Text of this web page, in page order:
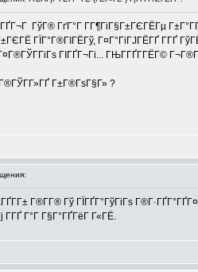
ГўГ® ГґГ°Г Г­Г¶ГіГ§Г±ГЄГЁГµ
ГЇГ°Г®ГІГЁГў, Г¤Г°ГіГЈГЁГҐ Г­ГҐ
ГІГҐГ¬Гі... ГЊГ­ГҐГ­ГЁГ©
Г±Г®ГѕГ§Г» ?
Г®Г­Г® Гў ГЇГҐГ°ГўГіГѕ
Г­ГҐ Г°Г Г§Г°ГҐГёГ Г«ГЁ.